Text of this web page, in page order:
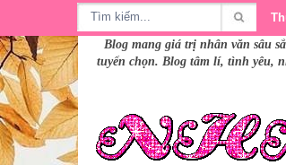
Blog mang giá trị nhân văn sâu
tuyển chọn. Blog tâm lí, tình yêu,